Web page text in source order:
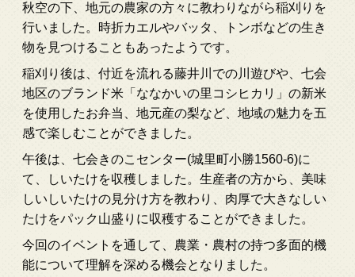
秋空の下、地元の農家の方々に教わりながら稲刈りを
行いました。時折カエルやバッタ、トンボなどの生き
物を見つけることもあったようです。
稲刈り後は、付近を流れる藤井川での川遊びや、七会
地区のブランド米「ななかいの里コシヒカリ」の新米
を使用したお弁当、地元産の梨など、地域の魅力を五
感で楽しむことができました。
午後は、七会きのこセンター(城里町小勝1560-6)に
て、しいたけを収穫しました。生産者の方から、美味
しいしいたけの見分け方を教わり、肉厚で大きなしい
たけをパック山盛りに収穫することができました。
今回のイベントを通して、農業・農村の持つ多面的機
能について理解を深める機会となりました。